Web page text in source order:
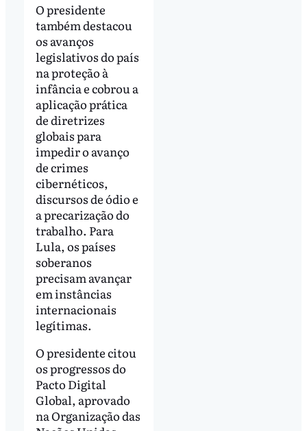
O presidente
também destacou
os avanços
legislativos do país
na proteção à
infância e cobrou a
aplicação prática
de diretrizes
globais para
impedir o avanço
de crimes
cibernéticos,
discursos de ódio e
a precarização do
trabalho. Para
Lula, os países
soberanos
precisam avançar
em instâncias
internacionais
legítimas.
O presidente citou
os progressos do
Pacto Digital
Global, aprovado
na Organização das